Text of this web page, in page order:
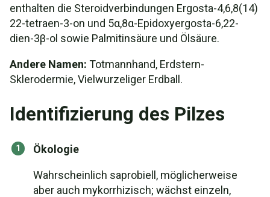
enthalten die Steroidverbindungen Ergosta-4,6,8(14)
22-tetraen-3-on und 5α,8α-Epidoxyergosta-6,22-
dien-3β-ol sowie Palmitinsäure und Ölsäure.
Andere Namen: Totmannhand, Erdstern-
Sklerodermie, Vielwurzeliger Erdball.
Identifizierung des Pilzes
Ökologie
Wahrscheinlich saprobiell, möglicherweise
aber auch mykorrhizisch; wächst einzeln,